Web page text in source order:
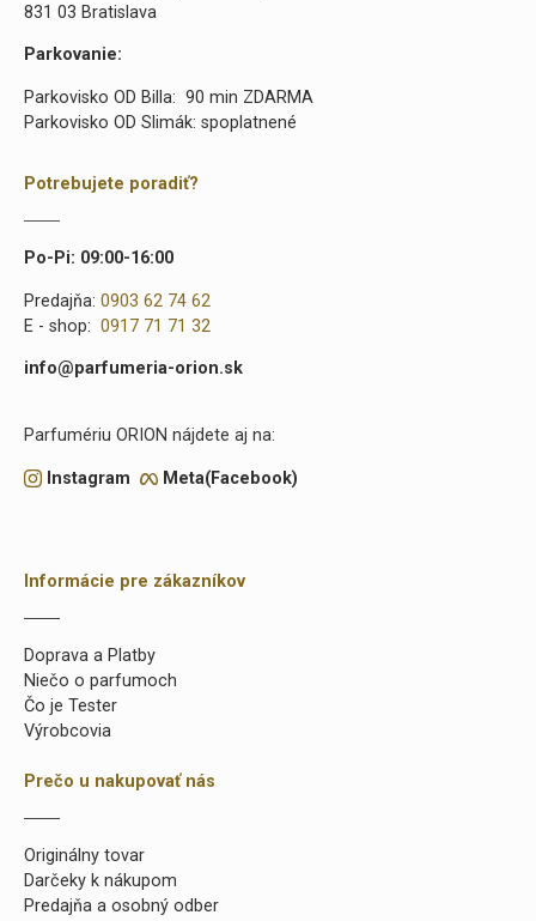
831 03 Bratislava
Parkovanie:
Parkovisko OD Billa: 90 min ZDARMA
Parkovisko OD Slimák: spoplatnené
Potrebujete poradiť?
Po-Pi: 09:00-16:00
Predajňa: 0903 62 74 62
E - shop: 0917 71 71 32
info@parfumeria-orion.sk
Parfumériu ORION nájdete aj na:
Instagram Meta(Facebook)
Informácie pre zákazníkov
Doprava a Platby
Niečo o parfumoch
Čo je Tester
Výrobcovia
Prečo u nakupovať nás
Originálny tovar
Darčeky k nákupom
Predajňa a osobný odber